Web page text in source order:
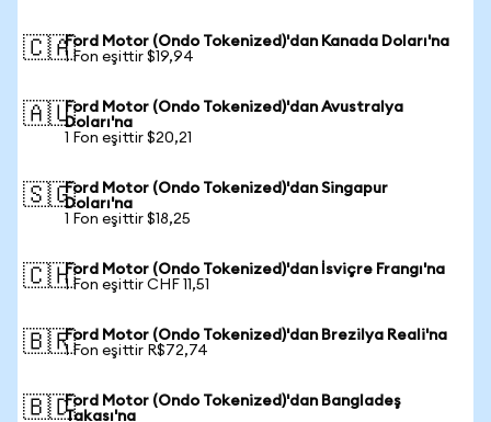
🇨🇦Ford Motor (Ondo Tokenized)'dan Kanada Doları'na
1 Fon eşittir $19,94
🇦🇺Ford Motor (Ondo Tokenized)'dan Avustralya
Doları'na
1 Fon eşittir $20,21
🇸🇬Ford Motor (Ondo Tokenized)'dan Singapur
Doları'na
1 Fon eşittir $18,25
🇨🇭Ford Motor (Ondo Tokenized)'dan İsviçre Frangı'na
1 Fon eşittir CHF 11,51
🇧🇷Ford Motor (Ondo Tokenized)'dan Brezilya Reali'na
1 Fon eşittir R$72,74
🇧🇩Ford Motor (Ondo Tokenized)'dan Bangladeş
Takası'na